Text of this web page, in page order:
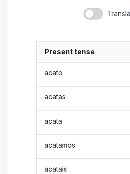
Present tense
acato
acatas
acata
acatamos
acatais